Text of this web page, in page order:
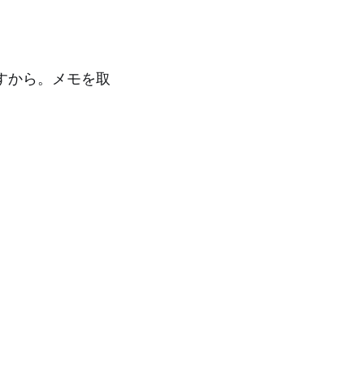
から。メモを取